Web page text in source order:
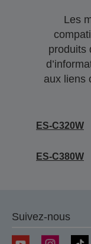
Les
produits
aux liens
ES-C320W
ES-C380W
Suivez-nous